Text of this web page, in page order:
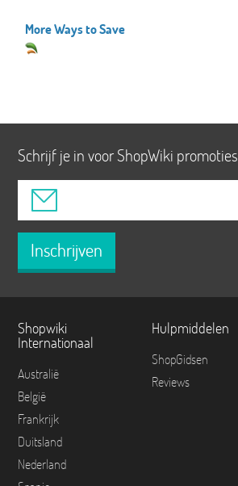
More Ways to Save
Schrijf je in voor ShopWiki promoties
Inschrijven
Shopwiki
Internationaal
Australië
België
Frankrijk
Duitsland
Nederland
Hulpmiddelen
ShopGidsen
Reviews